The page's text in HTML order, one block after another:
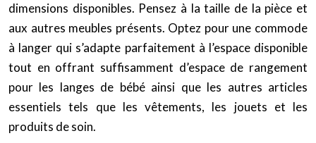
dimensions disponibles. Pensez à la taille de la pièce et
aux autres meubles présents. Optez pour une commode
à langer qui s’adapte parfaitement à l’espace disponible
tout en offrant suffisamment d’espace de rangement
pour les langes de bébé ainsi que les autres articles
essentiels tels que les vêtements, les jouets et les
produits de soin.